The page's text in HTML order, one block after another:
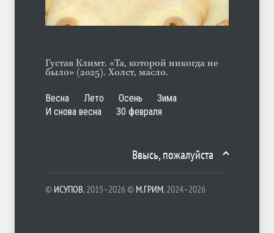
Густав Климт. «Та, которой никогда не
было» (2025). Холст, масло.
Весна Лето Осень
Зима
И снова весна
30 февраля
Ввысь, пожалуйста
© ИСУПОВ, 2015–2026 © М.ГРИМ, 2024–2026